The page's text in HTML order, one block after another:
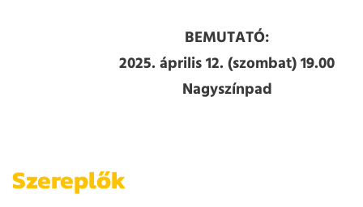
BEMUTATÓ:
2025. április 12. (szombat) 19.00
Nagyszínpad
Szereplők